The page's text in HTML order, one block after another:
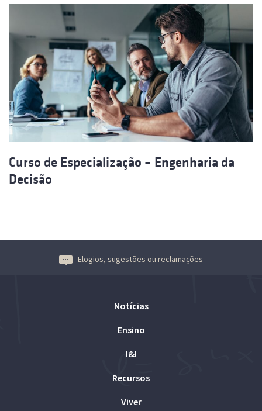
Curso de Especialização – Engenharia da
Decisão
Elogios, sugestões ou reclamações
Notícias
Ensino
I&I
Recursos
Viver